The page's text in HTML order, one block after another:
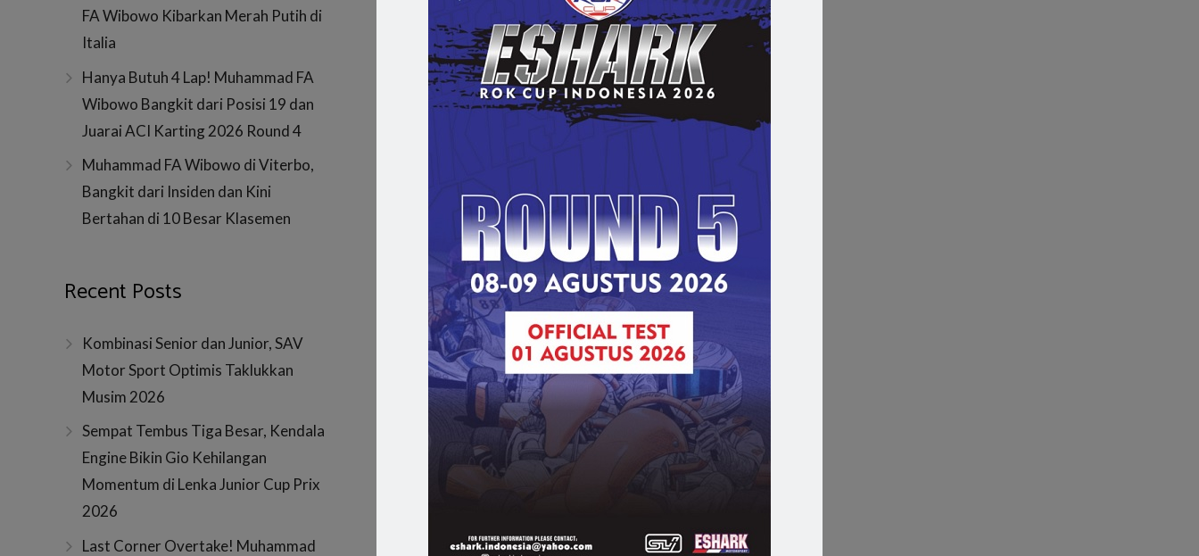
FA Wibowo Kibarkan Merah Putih di
Italia
Hanya Butuh 4 Lap! Muhammad FA
Wibowo Bangkit dari Posisi 19 dan
Juarai ACI Karting 2026 Round 4
Muhammad FA Wibowo di Viterbo,
Bangkit dari Insiden dan Kini
Bertahan di 10 Besar Klasemen
Recent Posts
Kombinasi Senior dan Junior, SAV
Motor Sport Optimis Taklukkan
Musim 2026
Sempat Tembus Tiga Besar, Kendala
Engine Bikin Gio Kehilangan
Momentum di Lenka Junior Cup Prix
2026
Last Corner Overtake! Muhammad